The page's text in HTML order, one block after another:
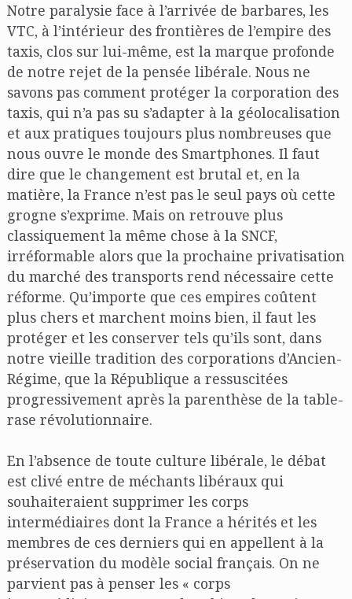
Notre paralysie face à l’arrivée de barbares, les
VTC, à l’intérieur des frontières de l’empire des
taxis, clos sur lui-même, est la marque profonde
de notre rejet de la pensée libérale. Nous ne
savons pas comment protéger la corporation des
taxis, qui n’a pas su s’adapter à la géolocalisation
et aux pratiques toujours plus nombreuses que
nous ouvre le monde des Smartphones. Il faut
dire que le changement est brutal et, en la
matière, la France n’est pas le seul pays où cette
grogne s’exprime. Mais on retrouve plus
classiquement la même chose à la SNCF,
irréformable alors que la prochaine privatisation
du marché des transports rend nécessaire cette
réforme. Qu’importe que ces empires coûtent
plus chers et marchent moins bien, il faut les
protéger et les conserver tels qu’ils sont, dans
notre vieille tradition des corporations d’Ancien-
Régime, que la République a ressuscitées
progressivement après la parenthèse de la table-
rase révolutionnaire.
En l’absence de toute culture libérale, le débat
est clivé entre de méchants libéraux qui
souhaiteraient supprimer les corps
intermédiaires dont la France a hérités et les
membres de ces derniers qui en appellent à la
préservation du modèle social français. On ne
parvient pas à penser les « corps